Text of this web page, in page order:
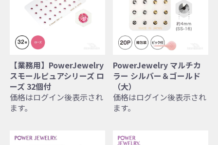
【業務用】PowerJewelry
スモールピュアシリーズ ロ
ーズ 32個付
価格はログイン後表示され
ます。
PowerJewelry マルチカ
ラー シルバー＆ゴールド
（大）
価格はログイン後表示され
ます。